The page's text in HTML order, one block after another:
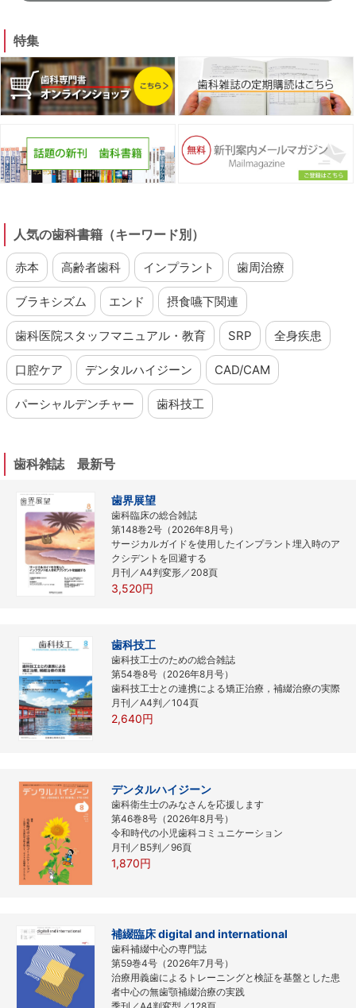
特集
人気の歯科書籍（キーワード別）
赤本 高齢者歯科 インプラント 歯周治療
ブラキシズム エンド 摂食嚥下関連
歯科医院スタッフマニュアル・教育 SRP 全身疾患
口腔ケア デンタルハイジーン CAD/CAM
パーシャルデンチャー 歯科技工
歯科雑誌 最新号
歯界展望
歯科臨床の総合雑誌
第148巻2号（2026年8月号）
サージカルガイドを使用したインプラント埋入時のア
クシデントを回避する
月刊／A4判変形／208頁
3,520円
歯科技工
歯科技工士のための総合雑誌
第54巻8号（2026年8月号）
歯科技工士との連携による矯正治療，補綴治療の実際
月刊／A4判／104頁
2,640円
デンタルハイジーン
歯科衛生士のみなさんを応援します
第46巻8号（2026年8月号）
令和時代の小児歯科コミュニケーション
月刊／B5判／96頁
1,870円
補綴臨床 digital and international
歯科補綴中心の専門誌
第59巻4号（2026年7月号）
治療用義歯によるトレーニングと検証を基盤とした患
者中心の無歯顎補綴治療の実践